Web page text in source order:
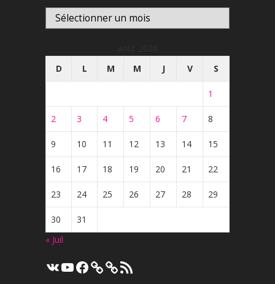
Archives
D
L M M J V S
1
2 3 4 5 6 7 8
9 10 11 12 13 14 15
16 17 18 19 20 21 22
23 24 25 26 27 28 29
30
31
« Juil
VK YouTube
Facebook Flux
RSS